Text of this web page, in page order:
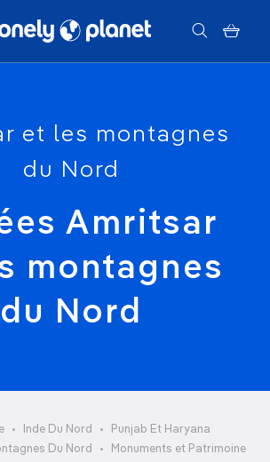
recherche
et les montagnes
du Nord
Amritsar
montagnes
du Nord
Inde Du Nord
Punjab Et Haryana
Du Nord
Monuments et Patrimoine